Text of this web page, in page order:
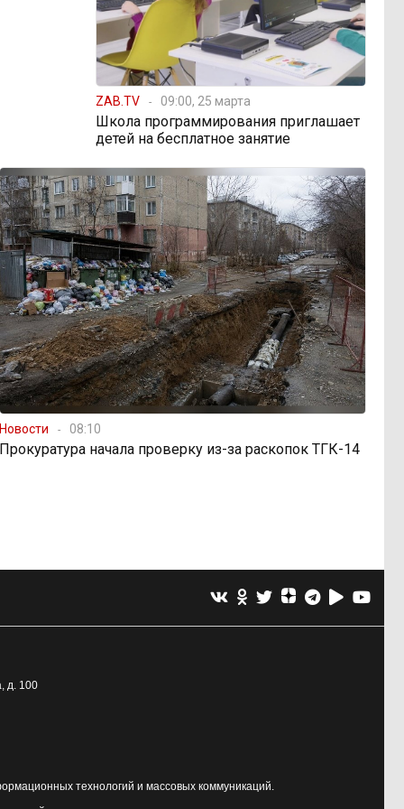
ZAB.TV 09:00, 25 марта
Школа программирования приглашает
детей на бесплатное занятие
Новости 08:10
Прокуратура начала проверку из-за раскопок ТГК-14
д. 100
технологий и массовых коммуникаций.